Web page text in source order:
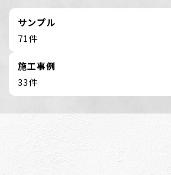
サンプル
71件
施工事例
33件